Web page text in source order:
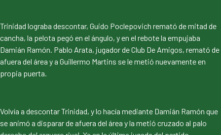
Trinidad lograba descontar, Guido Poclepovich remató de mitad de
cancha, la pelota pegó en el ángulo, y en el rebote la empujaba
Damián Ramón. Pablo Arata, jugador de Club De Amigos, remató de
afuera del área y a Guillermo Martins se le metió nuevamente en
propia puerta.
Volvía a descontar Trinidad, y lo hacía mediante Damián Ramón que
se animó a disparar de afuera del área y la metió cruzado al palo